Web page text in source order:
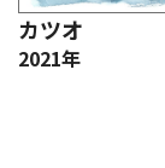
カツオ
2021年